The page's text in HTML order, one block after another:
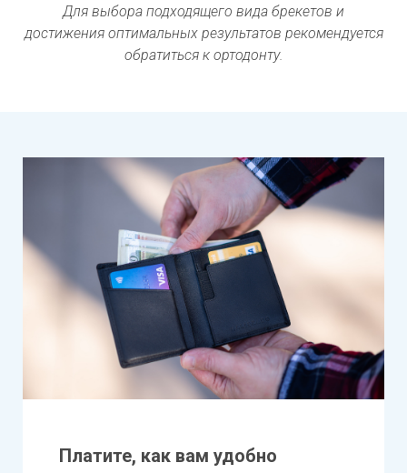
Для выбора подходящего вида брекетов и
достижения оптимальных результатов рекомендуется
обратиться к ортодонту.
Платите, как вам удобно